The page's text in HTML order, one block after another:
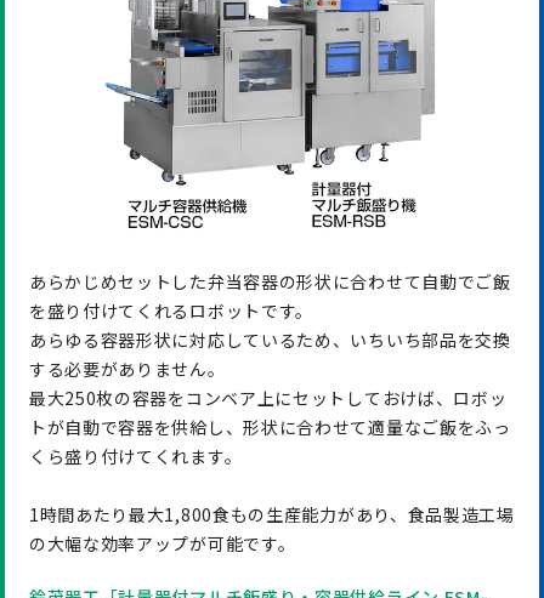
あらかじめセットした弁当容器の形状に合わせて自動でご飯
を盛り付けてくれるロボットです。
あらゆる容器形状に対応しているため、いちいち部品を交換
する必要がありません。
最大250枚の容器をコンベア上にセットしておけば、ロボッ
トが自動で容器を供給し、形状に合わせて適量なご飯をふっ
くら盛り付けてくれます。
1時間あたり最大1,800食もの生産能力があり、食品製造工場
の大幅な効率アップが可能です。